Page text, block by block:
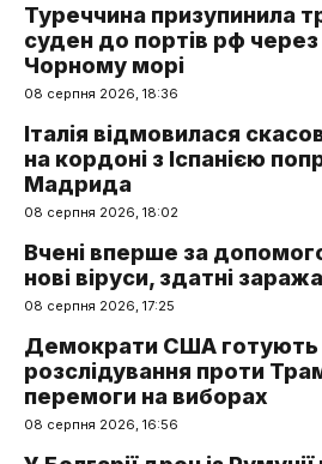
Туреччина призупинила
суден до портів рф через
Чорному морі
08 серпня 2026, 18:36
Італія відмовилася
на кордоні з Іспанією
Мадрида
08 серпня 2026, 18:02
Вчені вперше за
нові віруси, здатні
08 серпня 2026, 17:25
Демократи США готують
розслідування проти
перемоги на виборах
08 серпня 2026, 16:56